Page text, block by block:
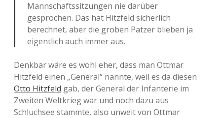
Mannschaftssitzungen nie darüber
gesprochen. Das hat Hitzfeld sicherlich
berechnet, aber die groben Patzer blieben ja
eigentlich auch immer aus.
Denkbar wäre es wohl eher, dass man Ottmar
Hitzfeld einen „General“ nannte, weil es da diesen
Otto Hitzfeld gab, der General der Infanterie im
Zweiten Weltkrieg war und noch dazu aus
Schluchsee stammte, also unweit von Ottmar